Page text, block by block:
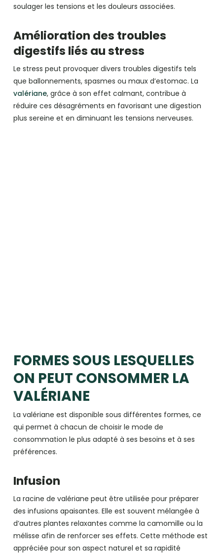
soulager les tensions et les douleurs associées.
Amélioration des troubles
digestifs liés au stress
Le stress peut provoquer divers troubles digestifs tels
que ballonnements, spasmes ou maux d’estomac. La
valériane, grâce à son effet calmant, contribue à
réduire ces désagréments en favorisant une digestion
plus sereine et en diminuant les tensions nerveuses.
FORMES SOUS LESQUELLES
ON PEUT CONSOMMER LA
VALÉRIANE
La valériane est disponible sous différentes formes, ce
qui permet à chacun de choisir le mode de
consommation le plus adapté à ses besoins et à ses
préférences.
Infusion
La racine de valériane peut être utilisée pour préparer
des infusions apaisantes. Elle est souvent mélangée à
d’autres plantes relaxantes comme la camomille ou la
mélisse afin de renforcer ses effets. Cette méthode est
appréciée pour son aspect naturel et sa rapidité